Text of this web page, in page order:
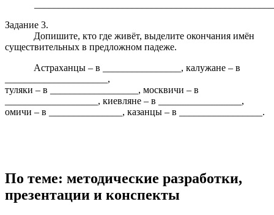
Задание 3.
Допишите, кто где живёт, выделите окончания имён
существительных в предложном падеже.
Астраханцы – в ________________, калужане – в
_____________________,
туляки – в __________________, москвичи – в
___________________, киевляне – в _________________,
омичи – в _______________, казанцы – в _________________.
По теме: методические разработки,
презентации и конспекты